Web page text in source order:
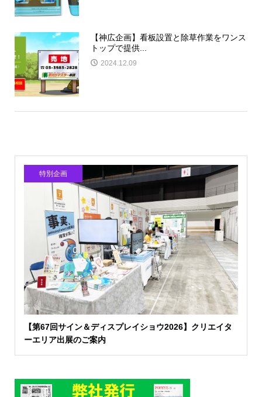
【神広企画】看板設置と除草作業をワンス
トップで提供...
2024.12.09
特別企画
【第67回サイン＆ディスプレイショウ2026】クリエイタ
ーエリア出展のご案内